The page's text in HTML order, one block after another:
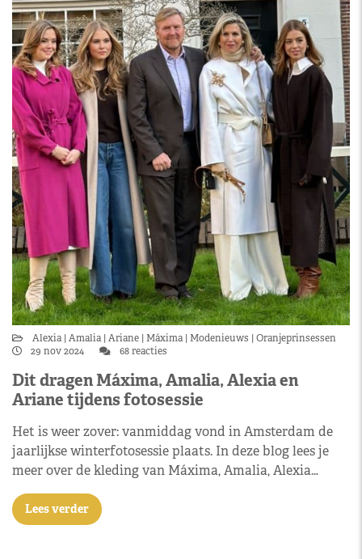
Alexia Amalia Ariane Máxima Modenieuws
Oranjeprinsessen
29 nov 2024
68 reacties
Dit dragen Máxima, Amalia, Alexia en
Ariane tijdens fotosessie
Het is weer zover: vanmiddag vond in Amsterdam de
jaarlijkse winterfotosessie plaats. In deze blog lees je
meer over de kleding van Máxima, Amalia, Alexia…
Lees verder